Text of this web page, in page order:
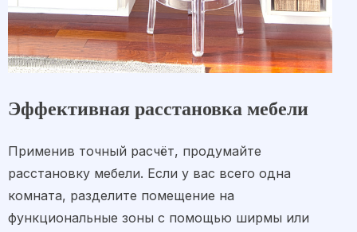
Эффективная расстановка мебели
Применив точный расчёт, продумайте
расстановку мебели. Если у вас всего одна
комната, разделите помещение на
функциональные зоны с помощью ширмы или